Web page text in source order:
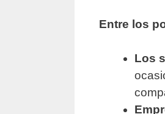
Entre los
Los